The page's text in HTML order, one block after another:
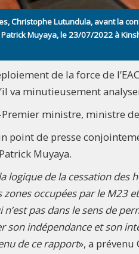
Christophe Lutundula, avant la
Muyaya, le 23/07/2022 à
de la force de
va minutieusement
Premier ministre, ministre
point de presse
Muyaya.
logique de la cessation
occupées par le M23
pas dans le sens de
son indépendance et son
de ce rapport», a